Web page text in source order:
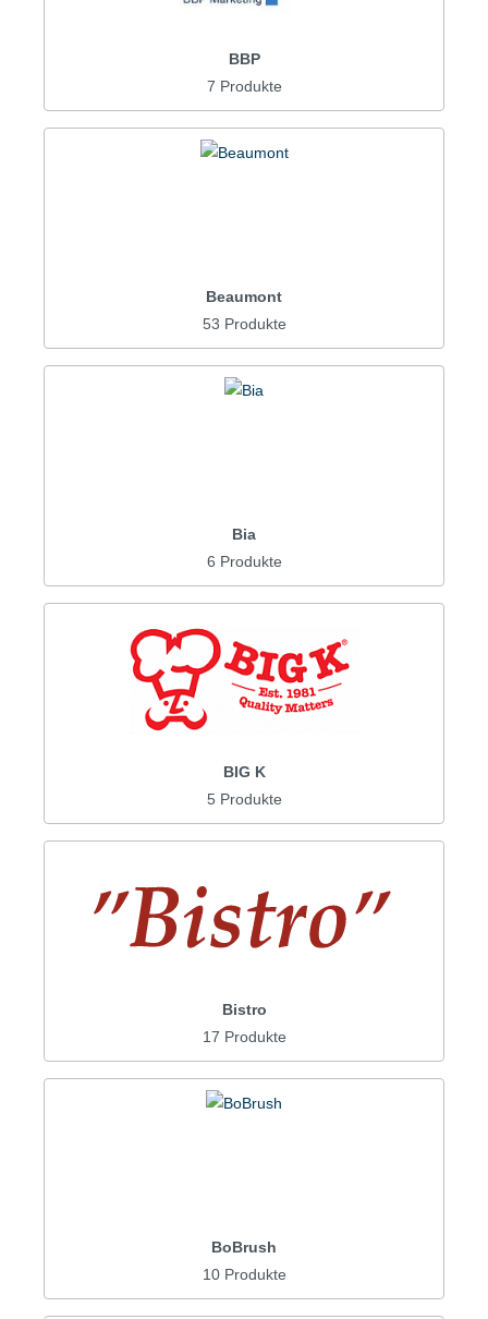
BBP
7 Produkte
Beaumont
53 Produkte
Bia
6 Produkte
BIG K
5 Produkte
Bistro
17 Produkte
BoBrush
10 Produkte